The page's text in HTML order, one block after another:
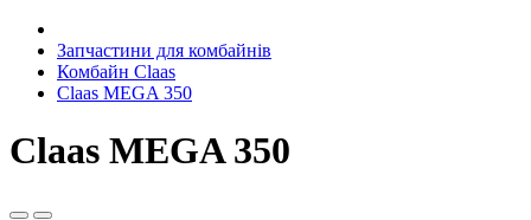
Запчастини для комбайнів
Комбайн Claas
Claas MEGA 350
Claas MEGA 350